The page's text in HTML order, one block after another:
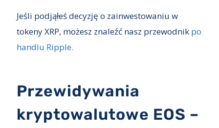
Jeśli podjąłeś decyzję o zainwestowaniu w
tokeny XRP, możesz znaleźć nasz przewodnik po
handlu Ripple.
Przewidywania
kryptowalutowe EOS –